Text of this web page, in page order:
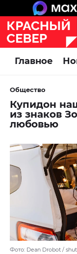
Главное
Общество
Купидон
из знаков
любовью
Фото: Dean Drobot /